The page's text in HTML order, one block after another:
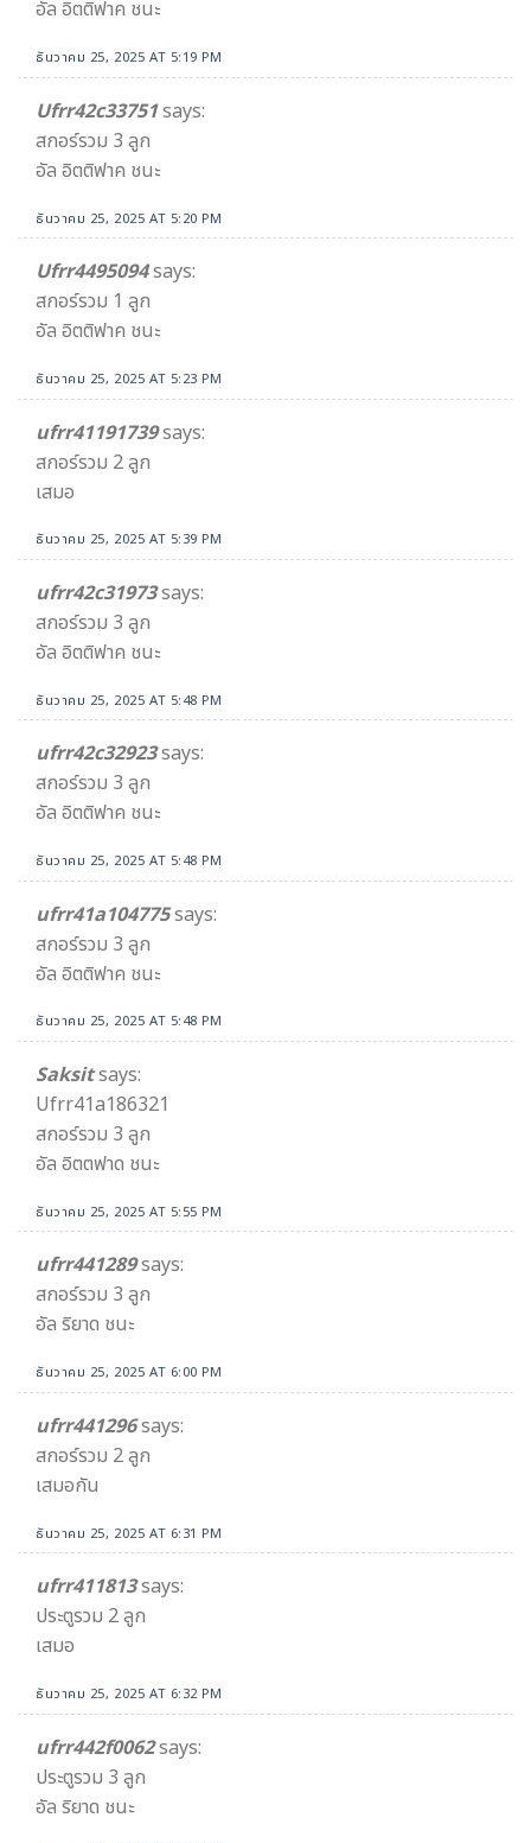
อัล อิตติฟาค ชนะ
ธันวาคม 25, 2025 AT 5:19 PM
Ufrr42c33751says:
สกอร์รวม 3 ลูก
อัล อิตติฟาค ชนะ
ธันวาคม 25, 2025 AT 5:20 PM
Ufrr4495094says:
สกอร์รวม 1 ลูก
อัล อิตติฟาค ชนะ
ธันวาคม 25, 2025 AT 5:23 PM
ufrr41191739says:
สกอร์รวม 2 ลูก
เสมอ
ธันวาคม 25, 2025 AT 5:39 PM
ufrr42c31973says:
สกอร์รวม 3 ลูก
อัล อิตติฟาค ชนะ
ธันวาคม 25, 2025 AT 5:48 PM
ufrr42c32923says:
สกอร์รวม 3 ลูก
อัล อิตติฟาค ชนะ
ธันวาคม 25, 2025 AT 5:48 PM
ufrr41a104775says:
สกอร์รวม 3 ลูก
อัล อิตติฟาค ชนะ
ธันวาคม 25, 2025 AT 5:48 PM
Saksitsays:
Ufrr41a186321
สกอร์รวม 3 ลูก
อัล อิตตฟาด ชนะ
ธันวาคม 25, 2025 AT 5:55 PM
ufrr441289says:
สกอร์รวม 3 ลูก
อัล ริยาด ชนะ
ธันวาคม 25, 2025 AT 6:00 PM
ufrr441296says:
สกอร์รวม 2 ลูก
เสมอกัน
ธันวาคม 25, 2025 AT 6:31 PM
ufrr411813says:
ประตูรวม 2 ลูก
เสมอ
ธันวาคม 25, 2025 AT 6:32 PM
ufrr442f0062says:
ประตูรวม 3 ลูก
อัล ริยาด ชนะ